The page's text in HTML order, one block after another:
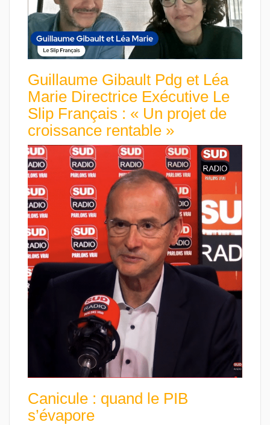
Guillaume Gibault Pdg et Léa
Marie Directrice Exécutive Le
Slip Français : « Un projet de
croissance rentable »
Canicule : quand le PIB
s’évapore